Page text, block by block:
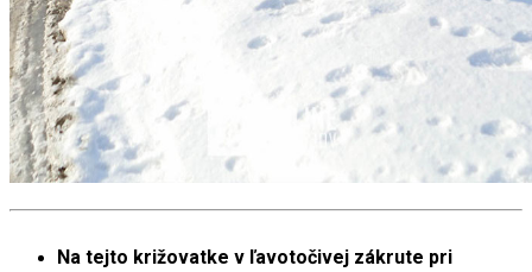
Na tejto križovatke v ľavotočivej zákrute pri